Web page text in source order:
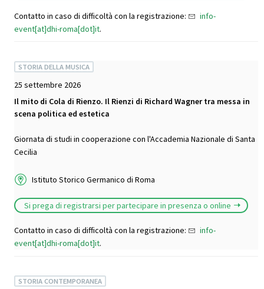
Contatto in caso di difficoltà con la registrazione:
info-
event[at]dhi-roma[dot]it.
STORIA DELLA MUSICA
25 settembre 2026
Il mito di Cola di Rienzo. Il Rienzi di Richard Wagner tra messa in
scena politica ed estetica
Giornata di studi in cooperazione con l'Accademia Nazionale di Santa
Cecilia
Istituto Storico Germanico di Roma
Si prega di registrarsi per partecipare in presenza o online
Contatto in caso di difficoltà con la registrazione:
info-
event[at]dhi-roma[dot]it.
STORIA CONTEMPORANEA